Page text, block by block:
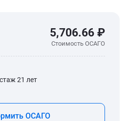
5,706.66 ₽
Стоимость ОСАГО
21 лет
ОСАГО